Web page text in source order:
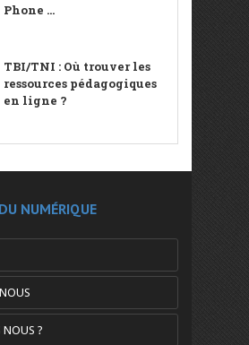
Phone ...
TBI/TNI : Où trouver les
ressources pédagogiques
en ligne ?
NUMÉRIQUE
?